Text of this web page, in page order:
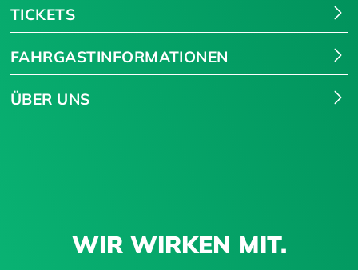
TICKETS
FAHRGASTINFORMATIONEN
ÜBER UNS
WIR WIRKEN MIT.